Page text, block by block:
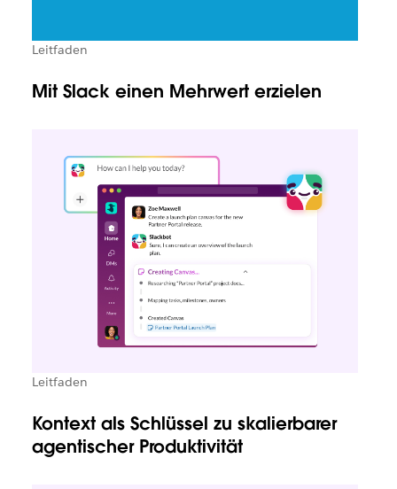
Leitfaden
Mit Slack einen Mehrwert erzielen
Leitfaden
Kontext als Schlüssel zu skalierbarer
agentischer Produktivität